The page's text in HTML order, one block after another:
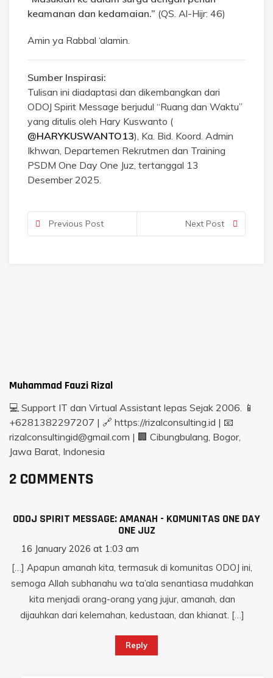
keamanan dan kedamaian.” (QS. Al-Hijr: 46)
Amin ya Rabbal ‘alamin.
Sumber Inspirasi:
Tulisan ini diadaptasi dan dikembangkan dari
ODOJ Spirit Message berjudul “Ruang dan Waktu”
yang ditulis oleh Hary Kuswanto (
@HARYKUSWANTO13), Ka. Bid. Koord. Admin
Ikhwan, Departemen Rekrutmen dan Training
PSDM One Day One Juz, tertanggal 13
Desember 2025.
Previous Post Next Post
Muhammad Fauzi Rizal
💻 Support IT dan Virtual Assistant lepas Sejak 2006. 📱
+6281382297207 | 🔗 https://rizalconsulting.id | 📧
rizalconsultingid@gmail.com | 🏢 Cibungbulang, Bogor,
Jawa Barat, Indonesia
2 COMMENTS
ODOJ SPIRIT MESSAGE: AMANAH - KOMUNITAS ONE DAY
ONE JUZ
16 January 2026 at 1:03 am
[…] Apapun amanah kita, termasuk di komunitas ODOJ ini,
semoga Allah subhanahu wa ta’ala senantiasa mudahkan
kita menjadi orang-orang yang jujur, amanah, dan
dijauhkan dari kelemahan, kedustaan, dan khianat. […]
Reply